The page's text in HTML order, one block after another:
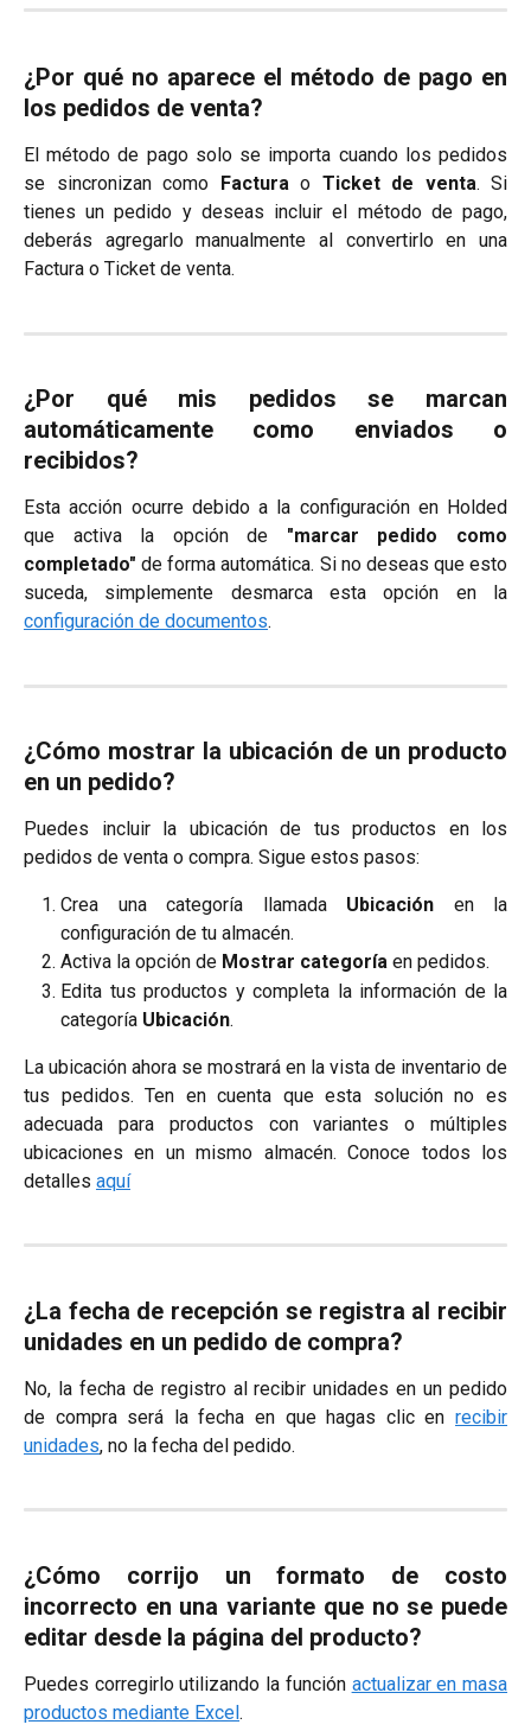
¿Por qué no aparece el método de pago en
los pedidos de venta?
El método de pago solo se importa cuando los pedidos
se sincronizan como
Facturao Ticket de venta. Si
tienes un pedido y deseas incluir el método de pago,
deberás agregarlo manualmente al convertirlo en una
Factura o Ticket de venta.
¿Por qué mis pedidos se marcan
automáticamente como enviados o
recibidos?
Esta acción ocurre debido a la configuración en Holded
que activa la opción de "marcar pedido como
completado" de forma automática. Si no deseas que esto
suceda, simplemente desmarca esta opción en la
configuración de documentos.
¿Cómo mostrar la ubicación de un producto
en un pedido?
Puedes incluir la ubicación de tus productos en los
pedidos de venta o compra. Sigue estos pasos:
Crea una categoría llamada Ubicación en la
configuración de tu almacén.
Activa la opción de Mostrar categoría en pedidos.
Edita tus productos y completa la información de la
categoría Ubicación.
La ubicación ahora se mostrará en la vista de inventario de
tus pedidos. Ten en cuenta que esta solución no es
adecuada para productos con variantes o múltiples
ubicaciones en un mismo almacén. Conoce todos los
detalles aquí
¿La fecha de recepción se registra al recibir
unidades en un pedido de compra?
No, la fecha de registro al recibir unidades en un pedido
de compra será la fecha en que hagas clic en recibir
unidades, no la fecha del pedido.
¿Cómo corrijo un formato de costo
incorrecto en una variante que no se puede
editar desde la página del producto?
Puedes corregirlo utilizando la función actualizar en masa
productos mediante Excel.